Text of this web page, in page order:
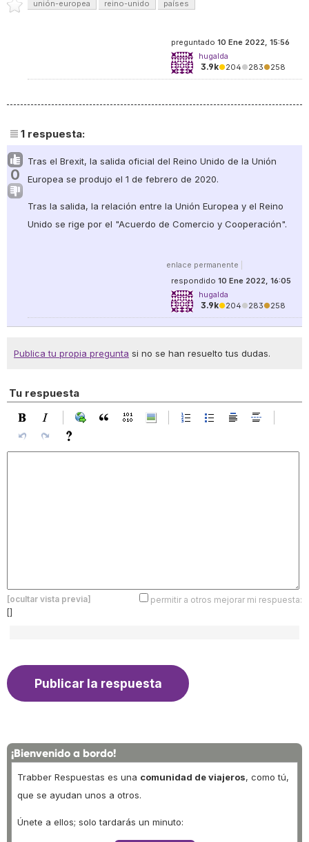
unión-europea reino-unido países
preguntado 10 Ene 2022, 15:56
hugalda
3.9k●204●283●258
1 respuesta:
0
Tras el Brexit, la salida oficial del Reino Unido de la Unión
Europea se produjo el 1 de febrero de 2020.
Tras la salida, la relación entre la Unión Europea y el Reino
Unido se rige por el "Acuerdo de Comercio y Cooperación".
enlace permanente
respondido 10 Ene 2022, 16:05
hugalda
3.9k●204●283●258
Publica tu propia pregunta si no se han resuelto tus dudas.
Tu respuesta
[ocultar vista previa]
permitir a otros mejorar mi respuesta:
[]
¡Bienvenido a bordo!
Trabber Respuestas es una comunidad de viajeros, como tú,
que se ayudan unos a otros.
Únete a ellos; solo tardarás un minuto: